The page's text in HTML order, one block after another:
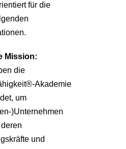
für die
Mission:
die
Akademie
um
)Unternehmen
und